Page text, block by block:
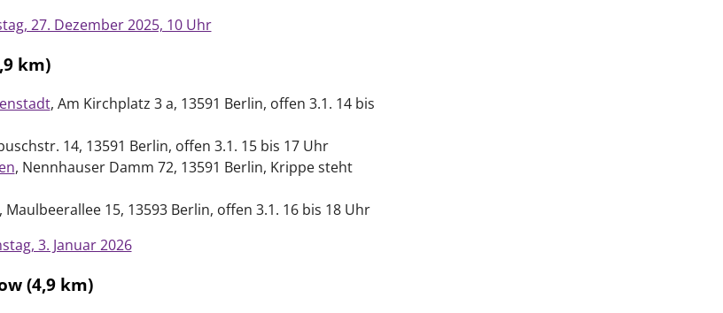
27. Dezember 2025, 10 Uhr
km)
, Am Kirchplatz 3 a, 13591 Berlin, offen 3.1. 14 bis
14, 13591 Berlin, offen 3.1. 15 bis 17 Uhr
, Nennhauser Damm 72, 13591 Berlin, Krippe steht
Maulbeerallee 15, 13593 Berlin, offen 3.1. 16 bis 18 Uhr
3. Januar 2026
(4,9 km)